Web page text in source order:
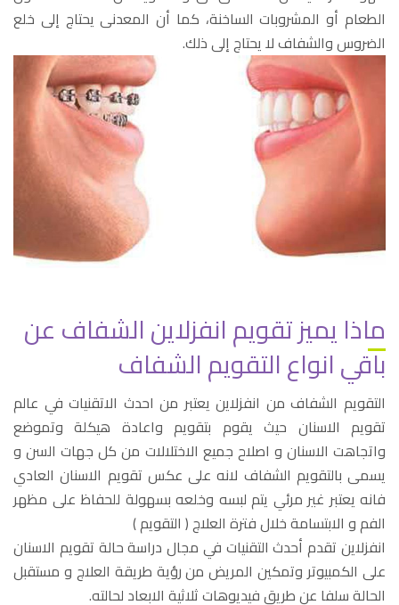
الطعام أو المشروبات الساخنة، كما أن المعدنى يحتاج إلى خلع
الضروس والشفاف لا يحتاج إلى ذلك.
ماذا يميز تقويم انفزلاين الشفاف عن
باقي انواع التقويم الشفاف
التقويم الشفاف من انفزلاين يعتبر من احدث الاتقنيات في عالم
تقويم الاسنان حيث يقوم بتقويم واعادة هيكلة وتموضع
واتجاهت الاسنان و اصلاح جميع الاختلالات من كل جهات السن و
يسمى بالتقويم الشفاف لانه على عكس تقويم الاسنان العادي
فانه يعتبر غير مرئي يتم لبسه وخلعه بسهولة للحفاظ على مظهر
الفم و الابتسامة خلال فترة العلاج ( التقويم )
انفزلاين تقدم أحدث التقنيات في مجال دراسة حالة تقويم الاسنان
على الكمبيوتر وتمكين المريض من رؤية طريقة العلاج و مستقبل
الحالة سلفا عن طريق فيديوهات ثلاثية الابعاد لحالته.